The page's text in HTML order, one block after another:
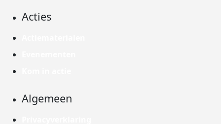
Acties
Algemeen